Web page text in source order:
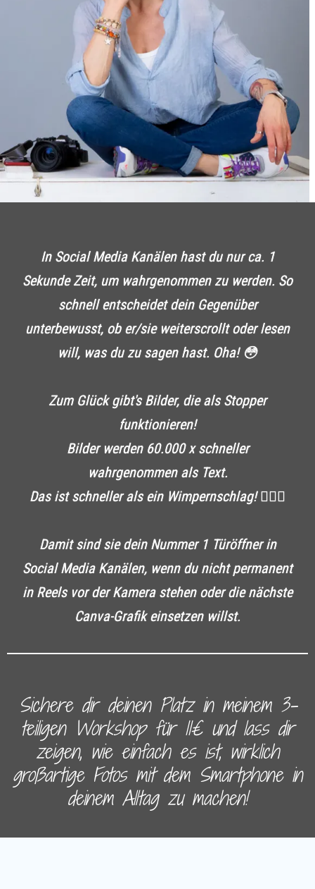
In Social Media Kanälen hast du nur ca. 1
Sekunde Zeit, um wahrgenommen zu werden. So
schnell entscheidet dein Gegenüber
unterbewusst, ob er/sie weiterscrollt oder lesen
will, was du zu sagen hast. Oha! 😳
Zum Glück gibt's Bilder, die als Stopper
funktionieren!
Bilder werden 60.000 x schneller
wahrgenommen als Text.
Das ist schneller als ein Wimpernschlag! 🧏🏻‍♀️
Damit sind sie dein Nummer 1 Türöffner in
Social Media Kanälen, wenn du nicht permanent
in Reels vor der Kamera stehen oder die nächste
Canva-Grafik einsetzen willst.
Sichere dir deinen Platz in meinem 3-
teiligen Workshop für 11€ und lass dir
zeigen, wie einfach es ist, wirklich
großartige Fotos mit dem Smartphone in
deinem Alltag zu machen!